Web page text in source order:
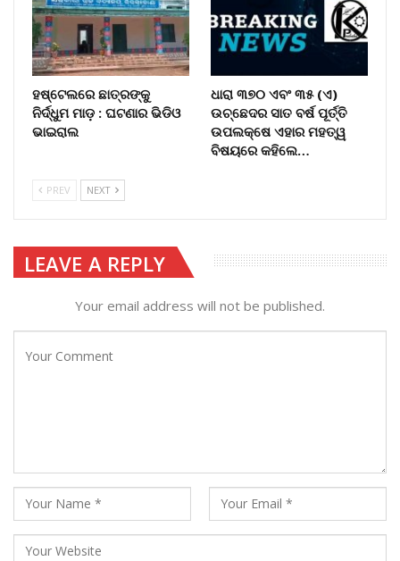
ହଷ୍ଟେଲରେ ଛାତ୍ରଙ୍କୁ
ନିର୍ଦ୍ଧୁମ ମାଡ଼ : ଘଟଣାର ଭିଡିଓ
ଭାଇରାଲ
ଧାରା ୩୭୦ ଏବଂ ୩୫ (ଏ)
ଉଚ୍ଛେଦର ସାତ ବର୍ଷ ପୂର୍ତ୍ତି
ଉପଲକ୍ଷେ ଏହାର ମହତ୍ୱ
ବିଷୟରେ କହିଲେ…
PREV NEXT
LEAVE A REPLY
Your email address will not be published.